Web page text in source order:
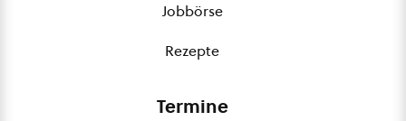
Jobbörse
Rezepte
Termine